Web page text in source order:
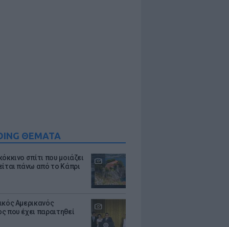
ΘΕΜΑΤΑ
σπίτι που μοιάζει
πάνω από το Κάπρι
Αμερικανός
που έχει παραιτηθεί